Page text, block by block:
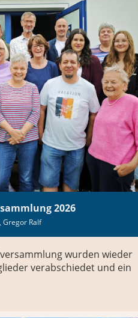
2026
Gregor Ralf
wurden wieder
verabschiedet und ein